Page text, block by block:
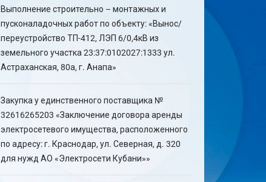
Выполнение строительно – монтажных и
пусконаладочных работ по объекту: «Вынос/
переустройство ТП-412, ЛЭП 6/0,4кВ из
земельного участка 23:37:0102027:1333 ул.
Астраханская, 80а, г. Анапа»
Закупка у единственного поставщика №
32616265203 «Заключение договора аренды
электросетевого имущества, расположенного
по адресу: г. Краснодар, ул. Северная, д. 320
для нужд АО «Электросети Кубани»»